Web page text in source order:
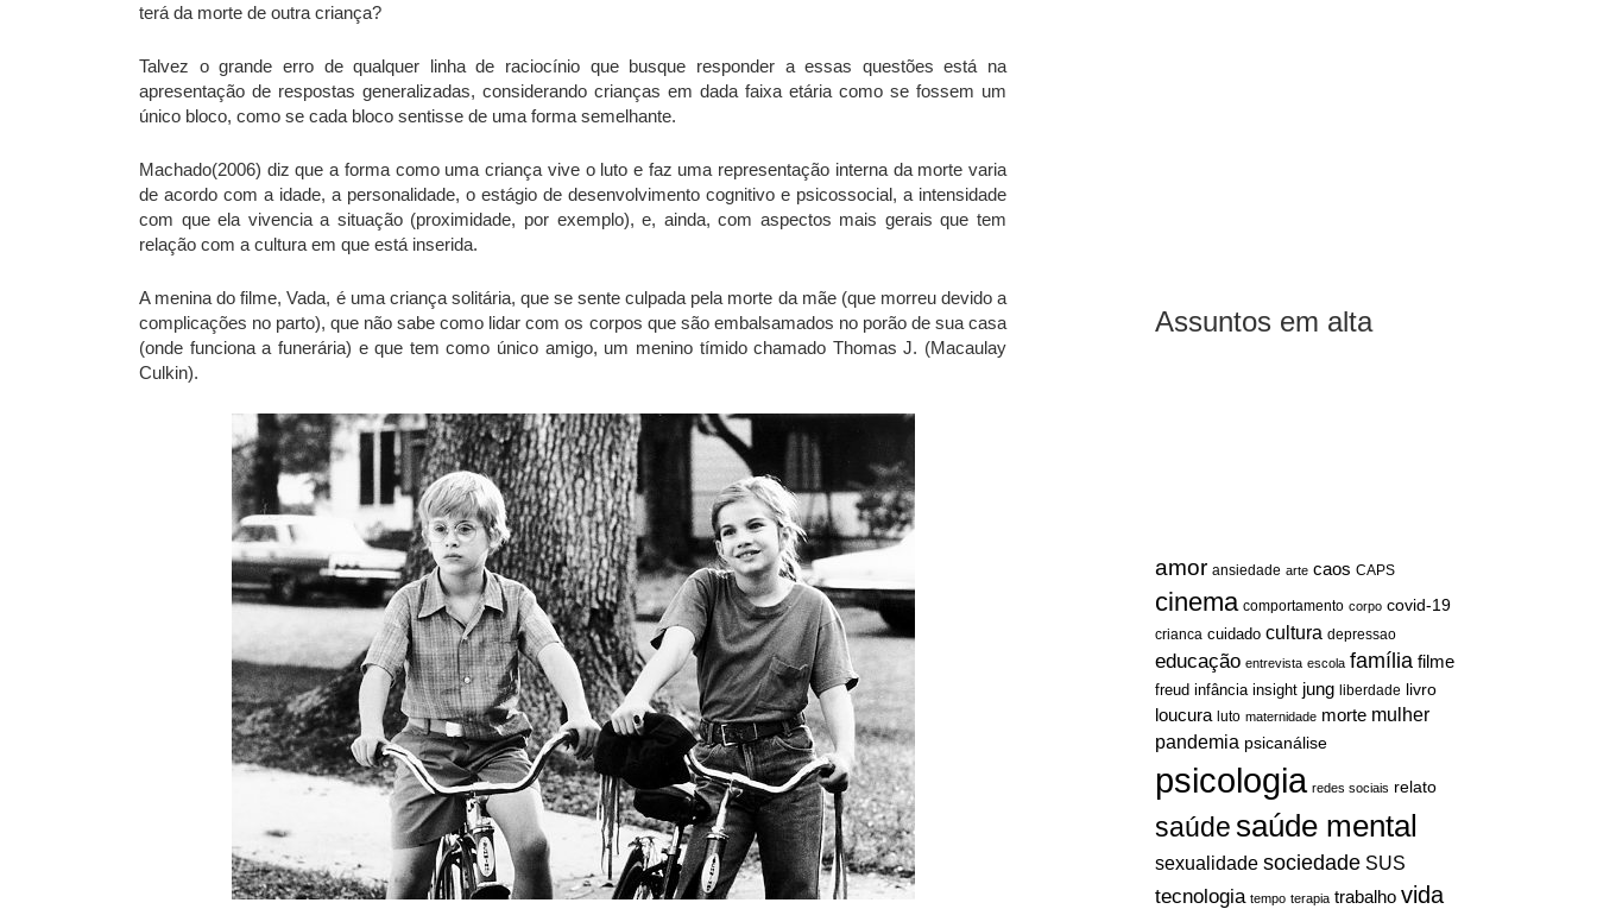
Assuntos em alta
amor ansiedade arte caos CAPS
cinema comportamento corpo covid-19
crianca cuidado cultura depressao
educação entrevista escola família filme
freud infância insight jung liberdade livro
loucura luto maternidade morte mulher
pandemia psicanálise
psicologia redes sociais relato
saúdesaúde mental
sexualidade sociedade SUS
tecnologia tempo terapia trabalho vida
terá da morte de outra criança?
Talvez o grande erro de qualquer linha de raciocínio que busque responder a essas questões está na
apresentação de respostas generalizadas, considerando crianças em dada faixa etária como se fossem um
único bloco, como se cada bloco sentisse de uma forma semelhante.
Machado(2006) diz que a forma como uma criança vive o luto e faz uma representação interna da morte varia
de acordo com a idade, a personalidade, o estágio de desenvolvimento cognitivo e psicossocial, a intensidade
com que ela vivencia a situação (proximidade, por exemplo), e, ainda, com aspectos mais gerais que tem
relação com a cultura em que está inserida.
A menina do filme, Vada, é uma criança solitária, que se sente culpada pela morte da mãe (que morreu devido a
complicações no parto), que não sabe como lidar com os corpos que são embalsamados no porão de sua casa
(onde funciona a funerária) e que tem como único amigo, um menino tímido chamado Thomas J. (Macaulay
Culkin).